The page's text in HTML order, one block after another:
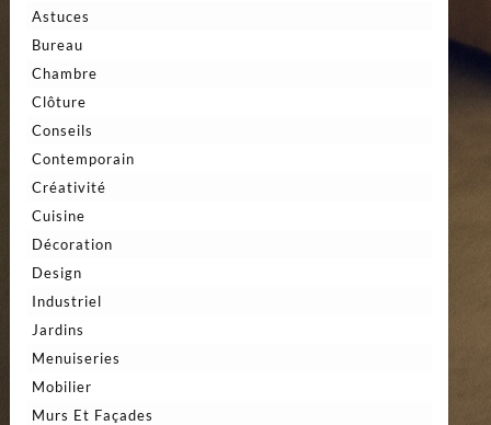
Astuces
Bureau
Chambre
Clôture
Conseils
Contemporain
Créativité
Cuisine
Décoration
Design
Industriel
Jardins
Menuiseries
Mobilier
Murs Et Façades